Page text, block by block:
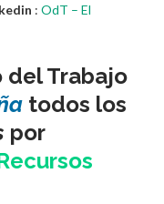
: OdT – El
del Trabajo
todos los
por